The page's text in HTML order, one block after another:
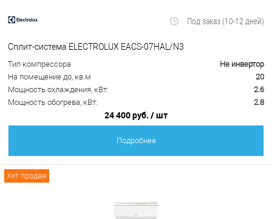
Под заказ (10-12 дней)
Сплит-система ELECTROLUX EACS-07HAL/N3
Тип компрессора
Не инвертор
На помещение до, кв.м
20
Мощность охлаждения, кВт:
2.6
Мощность обогрева, кВт:
2.8
24 400 руб. / шт
Подробнее
Хит продаж